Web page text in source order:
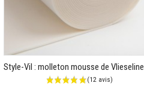
Style-Vil : molleton mousse de Vlieseline